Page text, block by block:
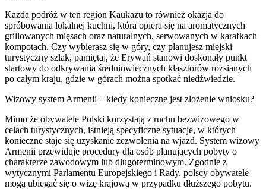
Każda podróż w ten region Kaukazu to również okazja do
spróbowania lokalnej kuchni, która opiera się na aromatycznych
grillowanych mięsach oraz naturalnych, serwowanych w karafkach
kompotach. Czy wybierasz się w góry, czy planujesz miejski
turystyczny szlak, pamiętaj, że Erywań stanowi doskonały punkt
startowy do odkrywania średniowiecznych klasztorów rozsianych
po całym kraju, gdzie w górach można spotkać niedźwiedzie.
Wizowy system Armenii – kiedy konieczne jest złożenie wniosku?
Mimo że obywatele Polski korzystają z ruchu bezwizowego w
celach turystycznych, istnieją specyficzne sytuacje, w których
konieczne staje się uzyskanie zezwolenia na wjazd. System wizowy
Armenii przewiduje procedury dla osób planujących pobyty o
charakterze zawodowym lub długoterminowym. Zgodnie z
wytycznymi Parlamentu Europejskiego i Rady, polscy obywatele
mogą ubiegać się o wizę krajową w przypadku dłuższego pobytu.